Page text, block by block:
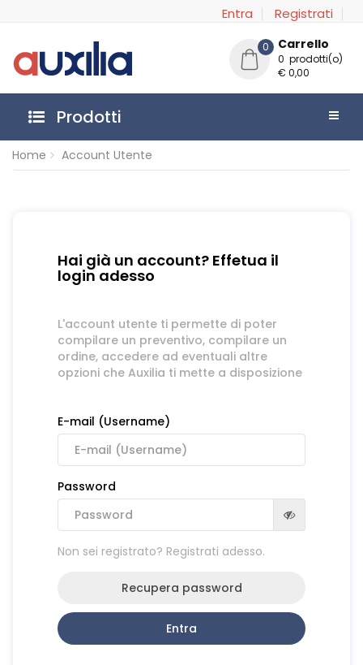
Entra Registrati
0 Carrello
0 prodotti(o)
€ 0,00
Prodotti
Home Account Utente
Hai già un account? Effetua il
login adesso
L'account utente ti permette di poter
compilare un preventivo, compilare un
ordine, accedere ad eventuali altre
opzioni che Auxilia ti mette a disposizione
E-mail (Username)
Password
Non sei registrato? Registrati adesso.
Recupera password
Entra